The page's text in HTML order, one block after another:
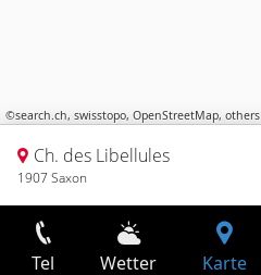
©search.ch, swisstopo, OpenStreetMap, others
Ch. des Libellules
1907 Saxon
Tel Wetter Karte